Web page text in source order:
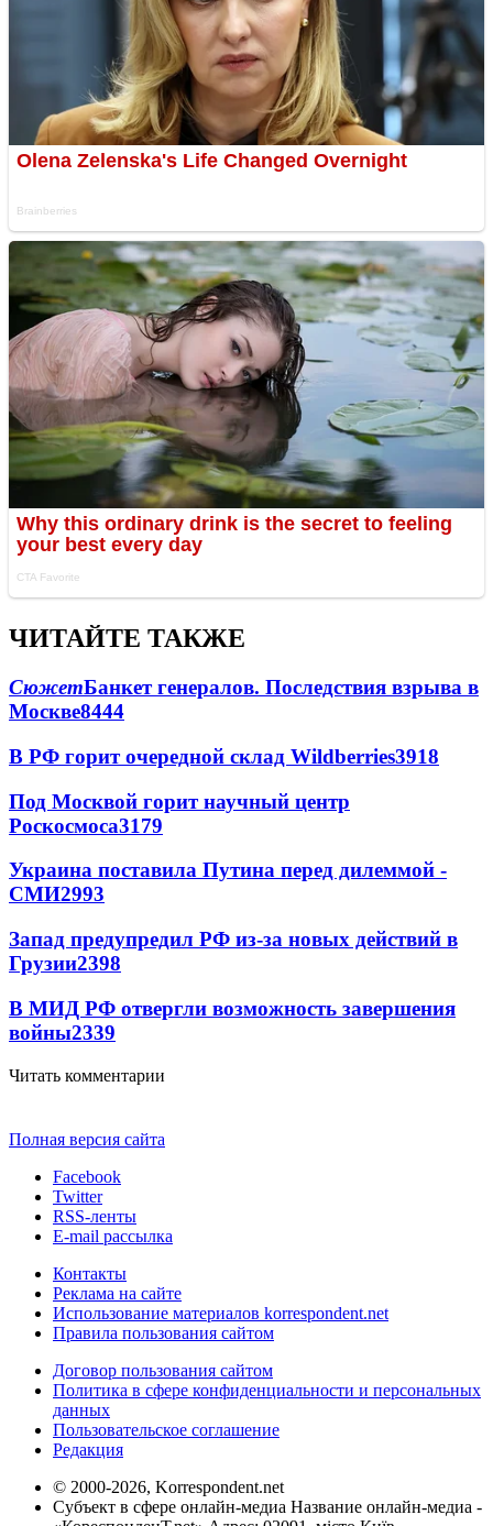
ЧИТАЙТЕ ТАКЖЕ
СюжетБанкет генералов. Последствия взрыва в
Москве8444
В РФ горит очередной склад Wildberries3918
Под Москвой горит научный центр
Роскосмоса3179
Украина поставила Путина перед дилеммой -
СМИ2993
Запад предупредил РФ из-за новых действий в
Грузии2398
В МИД РФ отвергли возможность завершения
войны2339
Читать комментарии
Полная версия сайта
Facebook
Twitter
RSS-ленты
E-mail рассылка
Контакты
Реклама на сайте
Использование материалов korrespondent.net
Правила пользования сайтом
Договор пользования сайтом
Политика в сфере конфиденциальности и персональных
данных
Пользовательское соглашение
Редакция
© 2000-2026, Korrespondent.net
Субъект в сфере онлайн-медиа Название онлайн-медиа -